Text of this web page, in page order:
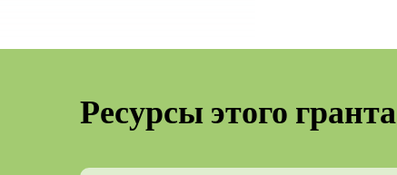
Ресурсы этого гранта